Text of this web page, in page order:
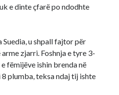
e dinte çfarë po ndodhte
Suedia, u shpall fajtor për
zjarri. Foshnja e tyre 3-
fëmijëve ishin brenda në
plumba, teksa ndaj tij ishte